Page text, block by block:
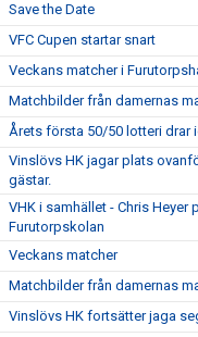
Save the Date
VFC Cupen startar snart
Veckans matcher i
Matchbilder från damernas
Årets första 50/50 lotteri drar
Vinslövs HK jagar plats
gästar.
VHK i samhället - Chris Heyer
Furutorpskolan
Veckans matcher
Matchbilder från damernas
Vinslövs HK fortsätter jaga